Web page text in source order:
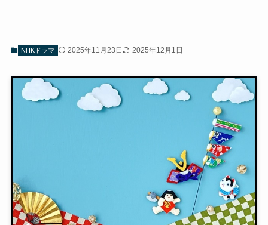
NHKドラマ 2025年11月23日 2025年12月1日